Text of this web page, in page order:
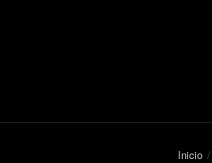
Inicio